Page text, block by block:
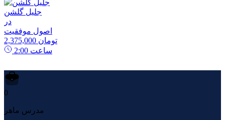
جلیل گلشن
در
اصول موفقیت
2,375,000 تومان
2:00 ساعت
0
مدرس ماهر